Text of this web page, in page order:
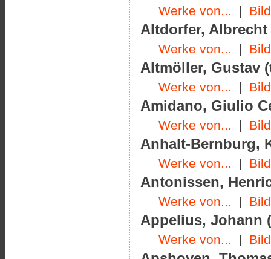
Werke von... |
Altdorfer, Albrecht
Werke von... |
Altmöller, Gustav
Werke von... |
Amidano, Giulio
Werke von... |
Anhalt-Bernburg,
Werke von... |
Antonissen,
Werke von... |
Appelius, Johann
Werke von... |